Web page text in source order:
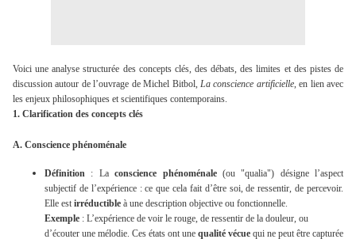
Voici une analyse structurée des concepts clés, des débats, des limites et des pistes de
discussion autour de l’ouvrage de Michel Bitbol, La conscience artificielle, en lien avec
les enjeux philosophiques et scientifiques contemporains.
1. Clarification des concepts clés
A. Conscience phénoménale
Définition : Laconscience phénoménale(ou "qualia") désigne l’aspect
subjectif de l’expérience : ce que cela fait d’être soi, de ressentir, de percevoir.
Elle est irréductible à une description objective ou fonctionnelle.
Exemple : L’expérience de voir le rouge, de ressentir de la douleur, ou
d’écouter une mélodie. Ces états ont une qualité vécue qui ne peut être capturée